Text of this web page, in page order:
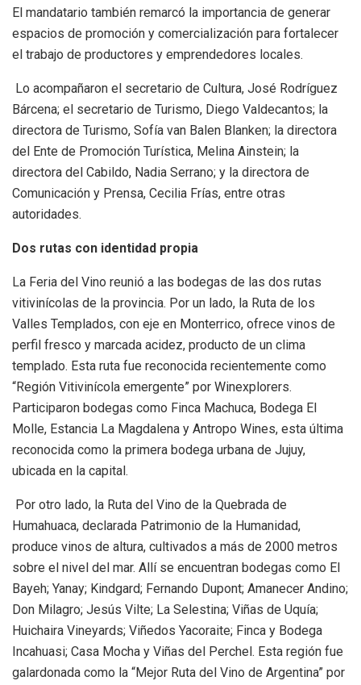
El mandatario también remarcó la importancia de generar
espacios de promoción y comercialización para fortalecer
el trabajo de productores y emprendedores locales.
Lo acompañaron el secretario de Cultura, José Rodríguez
Bárcena; el secretario de Turismo, Diego Valdecantos; la
directora de Turismo, Sofía van Balen Blanken; la directora
del Ente de Promoción Turística, Melina Ainstein; la
directora del Cabildo, Nadia Serrano; y la directora de
Comunicación y Prensa, Cecilia Frías, entre otras
autoridades.
Dos rutas con identidad propia
La Feria del Vino reunió a las bodegas de las dos rutas
vitivinícolas de la provincia. Por un lado, la Ruta de los
Valles Templados, con eje en Monterrico, ofrece vinos de
perfil fresco y marcada acidez, producto de un clima
templado. Esta ruta fue reconocida recientemente como
“Región Vitivinícola emergente” por Winexplorers.
Participaron bodegas como Finca Machuca, Bodega El
Molle, Estancia La Magdalena y Antropo Wines, esta última
reconocida como la primera bodega urbana de Jujuy,
ubicada en la capital.
Por otro lado, la Ruta del Vino de la Quebrada de
Humahuaca, declarada Patrimonio de la Humanidad,
produce vinos de altura, cultivados a más de 2000 metros
sobre el nivel del mar. Allí se encuentran bodegas como El
Bayeh; Yanay; Kindgard; Fernando Dupont; Amanecer Andino;
Don Milagro; Jesús Vilte; La Selestina; Viñas de Uquía;
Huichaira Vineyards; Viñedos Yacoraite; Finca y Bodega
Incahuasi; Casa Mocha y Viñas del Perchel. Esta región fue
galardonada como la “Mejor Ruta del Vino de Argentina” por